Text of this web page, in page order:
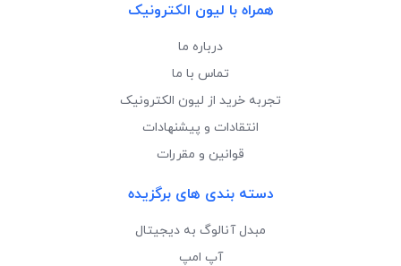
همراه با لیون الکترونیک
درباره ما
تماس با ما
تجربه خرید از لیون الکترونیک
انتقادات و پیشنهادات
قوانین و مقررات
دسته بندی های برگزیده
مبدل آنالوگ به دیجیتال
آپ امپ